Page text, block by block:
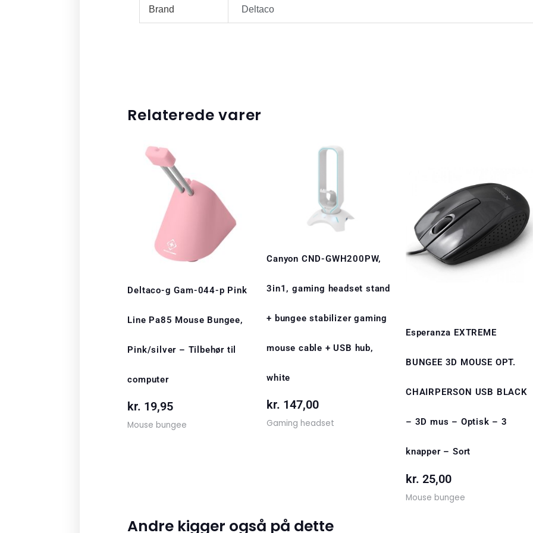
Brand Deltaco
Relaterede varer
Deltaco-g Gam-044-p Pink
Line Pa85 Mouse Bungee,
Pink/silver – Tilbehør til
computer
kr. 19,95
Mouse bungee
Canyon CND-GWH200PW,
3in1, gaming headset stand
+ bungee stabilizer gaming
mouse cable + USB hub,
white
kr. 147,00
Gaming headset
Esperanza EXTREME
BUNGEE 3D MOUSE OPT.
CHAIRPERSON USB BLACK
– 3D mus – Optisk – 3
knapper – Sort
kr. 25,00
Mouse bungee
Andre kigger også på dette